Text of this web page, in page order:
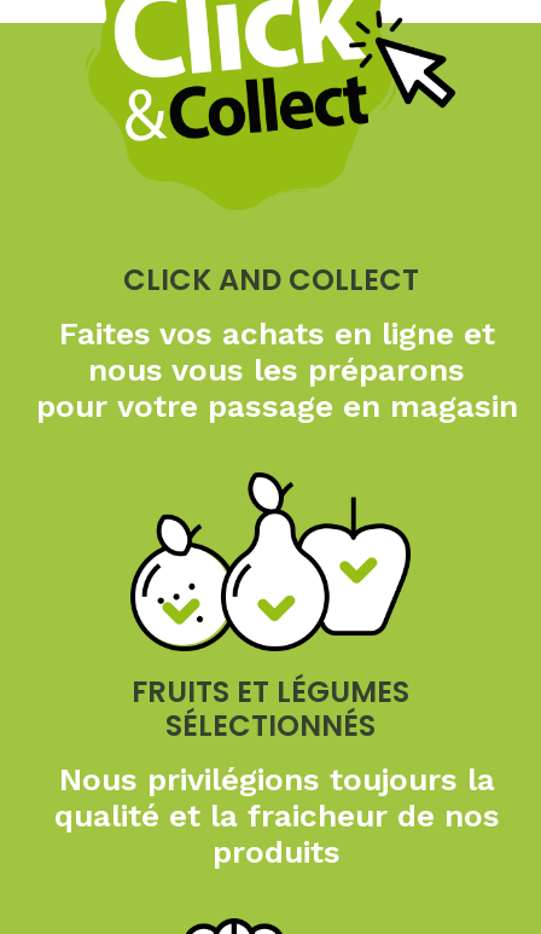
FRUITS ET LÉGUMES
SÉLECTIONNÉS
Nous privilégions toujours la
qualité et la fraicheurde nos
produits
CLICK AND COLLECT
Faites vos achats en ligne et
nous vous les préparons
pourvotre passage en magasin